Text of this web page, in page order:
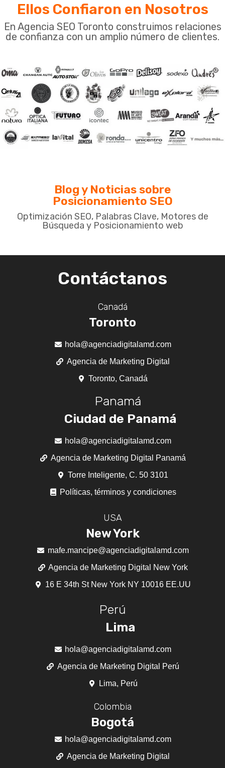
Ellos Confiaron en Nosotros
En Agencia SEO Toronto construimos relaciones
de confianza con un amplio número de clientes.
Blog y Noticias sobre
Posicionamiento SEO
Optimización SEO, Palabras Clave, Motores de
Búsqueda y Posicionamiento web
Contáctanos
Canadá
Toronto
hola@agenciadigitalamd.com
Agencia de Marketing Digital
Toronto, Canadá
Panamá
Ciudad de Panamá
hola@agenciadigitalamd.com
Agencia de Marketing Digital Panamá
Torre Inteligente, C. 50 3101
Políticas, términos y condiciones
USA
New York
mafe.mancipe@agenciadigitalamd.com
Agencia de Marketing Digital New York
16 E 34th St New York NY 10016 EE.UU
Perú
Lima
hola@agenciadigitalamd.com
Agencia de Marketing Digital Perú
Lima, Perú
Colombia
Bogotá
hola@agenciadigitalamd.com
Agencia de Marketing Digital